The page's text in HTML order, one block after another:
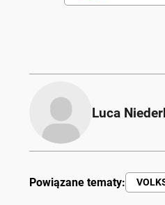
Luca
Powiązane tematy: